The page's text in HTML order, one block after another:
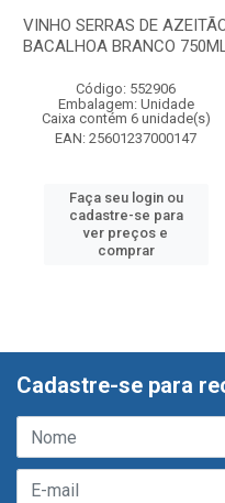
VINHO SERRAS DE
BACALHOA BRANCO
Código: 552906
Embalagem: Unidade
Caixa contém 6 unidade(s)
EAN: 25601237000147
Faça seu login ou
cadastre-se para
ver preços e
comprar
Cadastre-se para